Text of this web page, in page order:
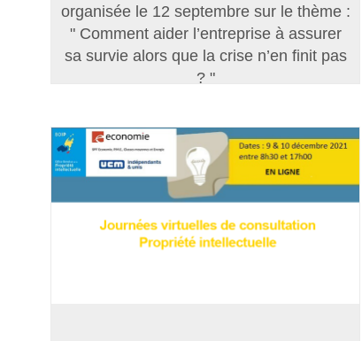
organisée le 12 septembre sur le thème :
" Comment aider l’entreprise à assurer
sa survie alors que la crise n’en finit pas
? "